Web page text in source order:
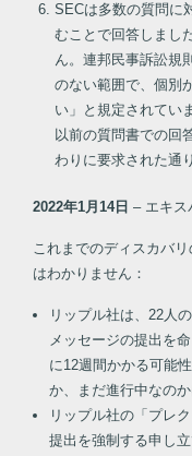
SECは多数の質問に
むことで回答しまし
ん。連邦民事訴訟規
のない範囲で、個別
い」と規定されてい
以前の質問書での回
わりに要求された通
2022年1月14日 – エキス
これまでのディスカバ
はわかりません：
リップル社は、22人
メッセージの提出を
に12週間かかる可能
か、まだ進行中なの
リップル社の「プレ
提出を強制する申し